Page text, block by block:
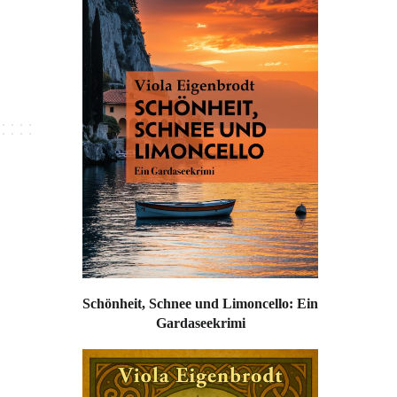
Schönheit, Schnee und Limoncello: Ein
Gardaseekrimi